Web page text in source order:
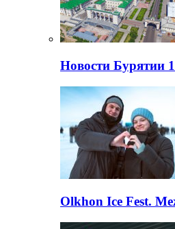
Новости Бурятии
Olkhon Ice Fest.